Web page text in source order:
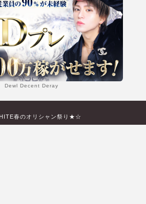
Dewl Decent Deray
春のオリシャン祭り★☆